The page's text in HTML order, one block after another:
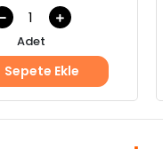
Adet
Sepete Ekle